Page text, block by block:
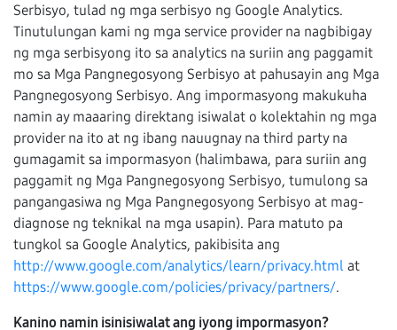
Serbisyo, tulad ng mga serbisyo ng Google Analytics.
Tinutulungan kami ng mga service provider na nagbibigay
ng mga serbisyong ito sa analytics na suriin ang paggamit
mo sa Mga Pangnegosyong Serbisyo at pahusayin ang Mga
Pangnegosyong Serbisyo. Ang impormasyong makukuha
namin ay maaaring direktang isiwalat o kolektahin ng mga
provider na ito at ng ibang nauugnay na third party na
gumagamit sa impormasyon (halimbawa, para suriin ang
paggamit ng Mga Pangnegosyong Serbisyo, tumulong sa
pangangasiwa ng Mga Pangnegosyong Serbisyo at mag-
diagnose ng teknikal na mga usapin). Para matuto pa
tungkol sa Google Analytics, pakibisita ang
http://www.google.com/analytics/learn/privacy.html at
https://www.google.com/policies/privacy/partners/.
Kanino namin isinisiwalat ang iyong impormasyon?